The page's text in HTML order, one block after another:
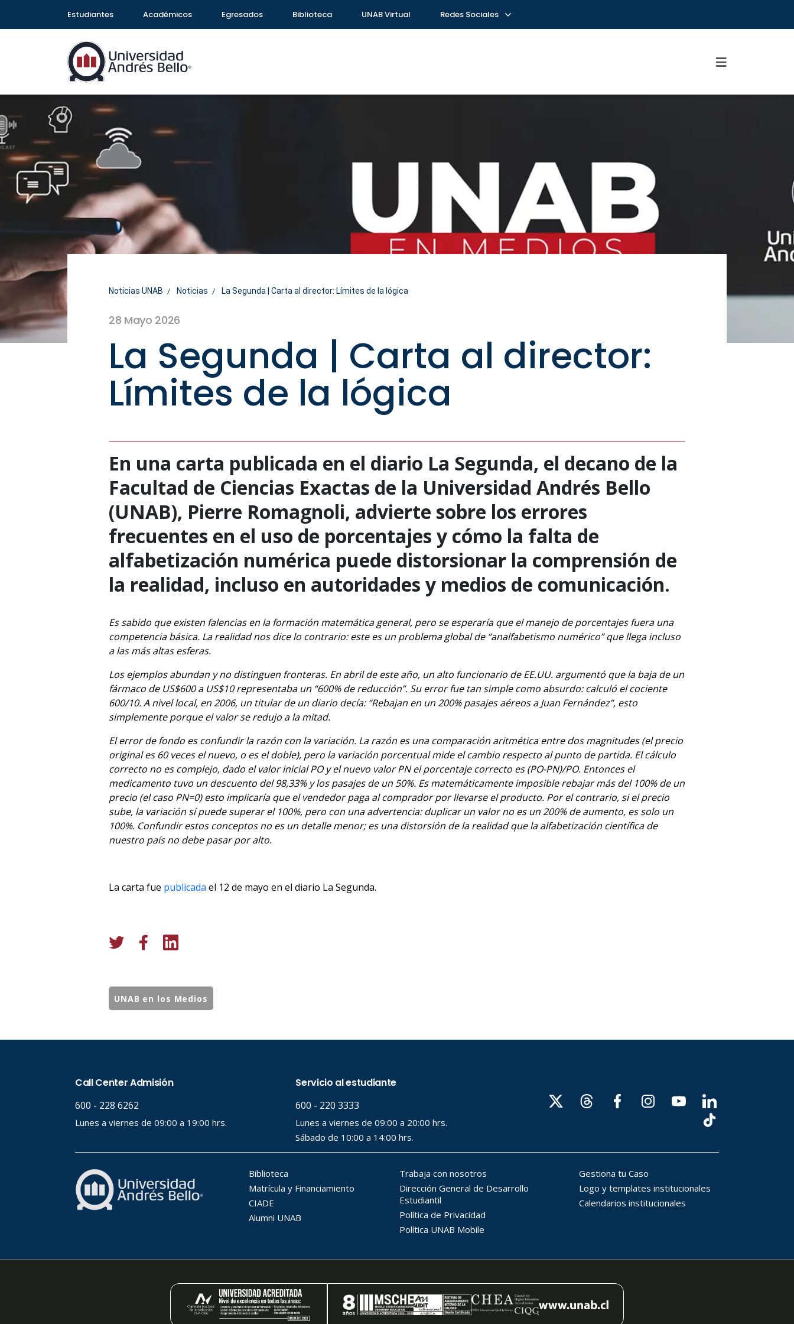
Estudiantes Académicos Egresados Biblioteca UNAB Virtual Redes Sociales
Noticias UNAB Noticias La Segunda | Carta al director: Límites de la lógica
28 Mayo 2026
La Segunda | Carta al director:
Límites de la lógica
En una carta publicada en el diario La Segunda, el decano de la
Facultad de Ciencias Exactas de la Universidad Andrés Bello
(UNAB), Pierre Romagnoli, advierte sobre los errores
frecuentes en el uso de porcentajes y cómo la falta de
alfabetización numérica puede distorsionar la comprensión de
la realidad, incluso en autoridades y medios de comunicación.
Es sabido que existen falencias en la formación matemática general, pero se esperaría que el manejo de porcentajes fuera una
competencia básica. La realidad nos dice lo contrario: este es un problema global de “analfabetismo numérico” que llega incluso
a las más altas esferas.
Los ejemplos abundan y no distinguen fronteras. En abril de este año, un alto funcionario de EE.UU. argumentó que la baja de un
fármaco de US$600 a US$10 representaba un “600% de reducción”. Su error fue tan simple como absurdo: calculó el cociente
600/10. A nivel local, en 2006, un titular de un diario decía: “Rebajan en un 200% pasajes aéreos a Juan Fernández”, esto
simplemente porque el valor se redujo a la mitad.
El error de fondo es confundir la razón con la variación. La razón es una comparación aritmética entre dos magnitudes (el precio
original es 60 veces el nuevo, o es el doble), pero la variación porcentual mide el cambio respecto al punto de partida. El cálculo
correcto no es complejo, dado el valor inicial PO y el nuevo valor PN el porcentaje correcto es (PO-PN)/PO. Entonces el
medicamento tuvo un descuento del 98,33% y los pasajes de un 50%. Es matemáticamente imposible rebajar más del 100% de un
precio (el caso PN=0) esto implicaría que el vendedor paga al comprador por llevarse el producto. Por el contrario, si el precio
sube, la variación sí puede superar el 100%, pero con una advertencia: duplicar un valor no es un 200% de aumento, es solo un
100%. Confundir estos conceptos no es un detalle menor; es una distorsión de la realidad que la alfabetización científica de
nuestro país no debe pasar por alto.
La carta fue publicada el 12 de mayo en el diario La Segunda.
UNAB en los Medios